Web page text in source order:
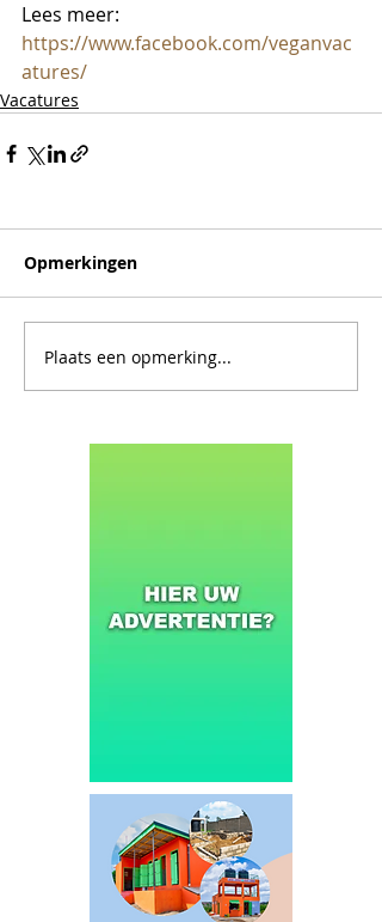
Lees meer:
https://www.facebook.com/veganvac
atures/
Vacatures
Opmerkingen
Plaats een opmerking...